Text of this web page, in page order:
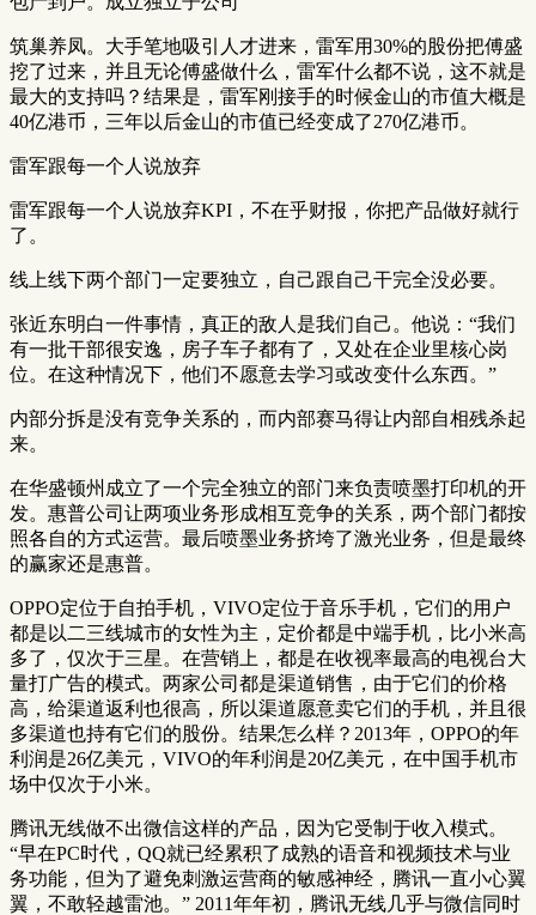
筑巢养凤。大手笔地吸引人才进来，雷军用30%的股份把傅盛
挖了过来，并且无论傅盛做什么，雷军什么都不说，这不就是
最大的支持吗？结果是，雷军刚接手的时候金山的市值大概是
40亿港币，三年以后金山的市值已经变成了270亿港币。
雷军跟每一个人说放弃
雷军跟每一个人说放弃KPI，不在乎财报，你把产品做好就行
了。
线上线下两个部门一定要独立，自己跟自己干完全没必要。
张近东明白一件事情，真正的敌人是我们自己。他说：“我们
有一批干部很安逸，房子车子都有了，又处在企业里核心岗
位。在这种情况下，他们不愿意去学习或改变什么东西。”
内部分拆是没有竞争关系的，而内部赛马得让内部自相残杀起
来。
在华盛顿州成立了一个完全独立的部门来负责喷墨打印机的开
发。惠普公司让两项业务形成相互竞争的关系，两个部门都按
照各自的方式运营。最后喷墨业务挤垮了激光业务，但是最终
的赢家还是惠普。
OPPO定位于自拍手机，VIVO定位于音乐手机，它们的用户
都是以二三线城市的女性为主，定价都是中端手机，比小米高
多了，仅次于三星。在营销上，都是在收视率最高的电视台大
量打广告的模式。两家公司都是渠道销售，由于它们的价格
高，给渠道返利也很高，所以渠道愿意卖它们的手机，并且很
多渠道也持有它们的股份。结果怎么样？2013年，OPPO的年
利润是26亿美元，VIVO的年利润是20亿美元，在中国手机市
场中仅次于小米。
腾讯无线做不出微信这样的产品，因为它受制于收入模式。
“早在PC时代，QQ就已经累积了成熟的语音和视频技术与业
务功能，但为了避免刺激运营商的敏感神经，腾讯一直小心翼
翼，不敢轻越雷池。” 2011年年初，腾讯无线几乎与微信同时